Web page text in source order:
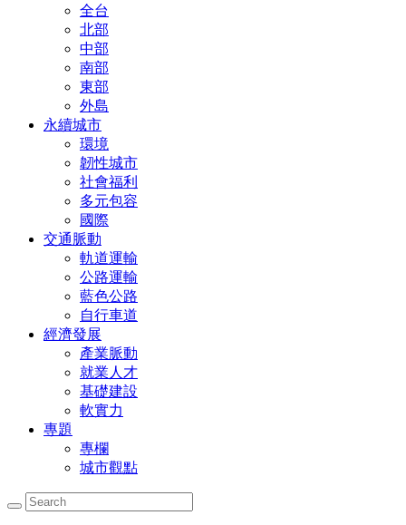
全台
北部
中部
南部
東部
外島
永續城市
環境
韌性城市
社會福利
多元包容
國際
交通脈動
軌道運輸
公路運輸
藍色公路
自行車道
經濟發展
產業脈動
就業人才
基礎建設
軟實力
專題
專欄
城市觀點